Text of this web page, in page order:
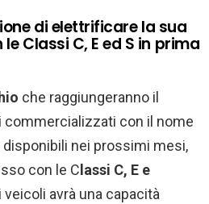
di elettrificare la sua
Classi C, E ed S in prima
che raggiungeranno il
commercializzati con il nome
disponibili nei prossimi mesi,
con le C lassi C, E e
veicoli avrà una capacità